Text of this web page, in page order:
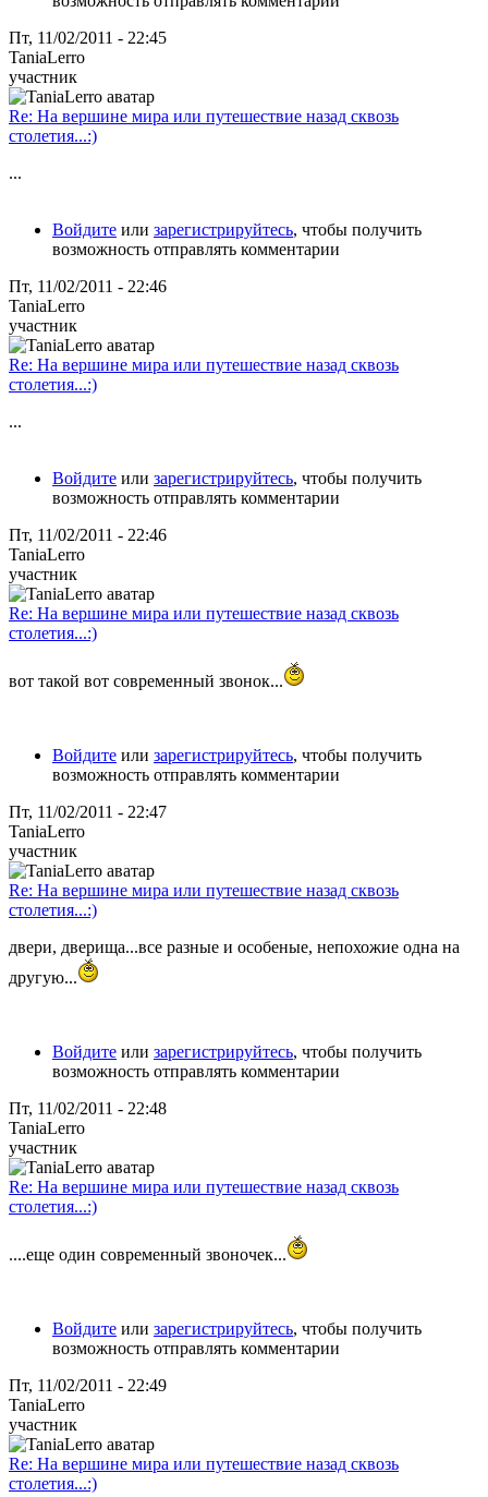
Пт, 11/02/2011 - 22:45
TaniaLerro
участник
Re: На вершине мира или путешествие назад сквозь
столетия...:)
...
Войдите или зарегистрируйтесь, чтобы получить
возможность отправлять комментарии
Пт, 11/02/2011 - 22:46
TaniaLerro
участник
Re: На вершине мира или путешествие назад сквозь
столетия...:)
...
Войдите или зарегистрируйтесь, чтобы получить
возможность отправлять комментарии
Пт, 11/02/2011 - 22:46
TaniaLerro
участник
Re: На вершине мира или путешествие назад сквозь
столетия...:)
вот такой вот современный звонок...
Войдите или зарегистрируйтесь, чтобы получить
возможность отправлять комментарии
Пт, 11/02/2011 - 22:47
TaniaLerro
участник
Re: На вершине мира или путешествие назад сквозь
столетия...:)
двери, дверища...все разные и особеные, непохожие одна на
другую...
Войдите или зарегистрируйтесь, чтобы получить
возможность отправлять комментарии
Пт, 11/02/2011 - 22:48
TaniaLerro
участник
Re: На вершине мира или путешествие назад сквозь
столетия...:)
....еще один современный звоночек...
Войдите или зарегистрируйтесь, чтобы получить
возможность отправлять комментарии
Пт, 11/02/2011 - 22:49
TaniaLerro
участник
Re: На вершине мира или путешествие назад сквозь
столетия...:)